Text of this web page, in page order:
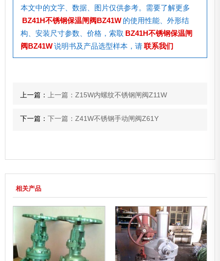
本文中的文字、数据、图片仅供参考。需要了解更多
BZ41H不锈钢保温闸阀BZ41W 的使用性能、外形结
构、安装尺寸参数、价格，索取 BZ41H不锈钢保温闸
阀BZ41W说明书及产品选型样本，请联系我们
上一篇：上一篇：Z15W内螺纹不锈钢闸阀Z11W
下一篇：下一篇：Z41W不锈钢手动闸阀Z61Y
相关产品